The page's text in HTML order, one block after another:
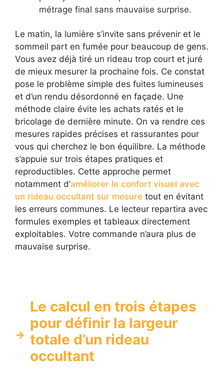
métrage final sans mauvaise surprise.
Le matin, la lumière s’invite sans prévenir et le
sommeil part en fumée pour beaucoup de gens.
Vous avez déjà tiré un rideau trop court et juré
de mieux mesurer la prochaine fois. Ce constat
pose le problème simple des fuites lumineuses
et d’un rendu désordonné en façade. Une
méthode claire évite les achats ratés et le
bricolage de dernière minute. On va rendre ces
mesures rapides précises et rassurantes pour
vous qui cherchez le bon équilibre. La méthode
s’appuie sur trois étapes pratiques et
reproductibles. Cette approche permet
notamment d’améliorer le confort visuel avec
un rideau occultant sur mesure tout en évitant
les erreurs communes. Le lecteur repartira avec
formules exemples et tableaux directement
exploitables. Votre commande n’aura plus de
mauvaise surprise.
Le calcul en trois étapes
pour définir la largeur
totale d’un rideau
occultant